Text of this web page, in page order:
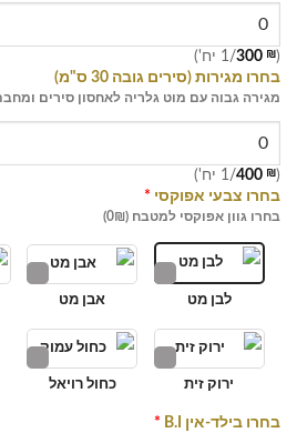
(
300 ₪
/1 יח')
בחרו מגירות (סירים גובה 30 ס"מ)
מגירה גבוה עם מוט גלריה לאחסון סירים
(
400 ₪
/1 יח')
בחרו צבעי אפוקסי *
בחרו גוון אפוקסי למטבח (0₪)
לבן מט אבן מט
ירוק זית כחול רויאל
בחרו בילד-אין B.I *